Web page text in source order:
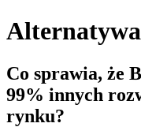
Co sprawia, że
99% innych
rynku?